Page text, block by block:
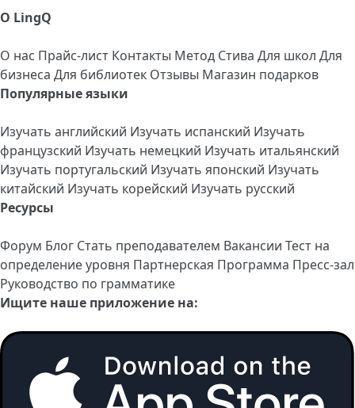
О LingQ
О нас Прайс-лист Контакты Метод Стива Для школ Для
бизнеса Для библиотек Отзывы Магазин подарков
Популярные языки
Изучать английский Изучать испанский Изучать
французский Изучать немецкий Изучать итальянский
Изучать португальский Изучать японский Изучать
китайский Изучать корейский Изучать русский
Ресурсы
Форум Блог Стать преподавателем Вакансии Тест на
определение уровня Партнерская Программа Пресс-зал
Руководство по грамматике
Ищите наше приложение на: